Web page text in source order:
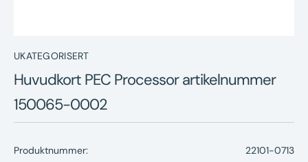
UKATEGORISERT
Huvudkort PEC Processor artikelnummer
150065-0002
Produktnummer: 22101-0713